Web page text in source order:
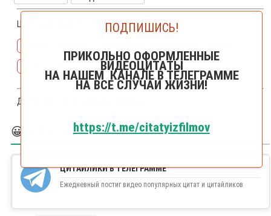
Цитаты на тему🔎:
сборы
Другие цитаты из фильма
😀 БОЛЬШЕ ЦИТАЙЛИКОВ
ЦИТАЙЛИКИ В ТЕЛЕГРАММЕ
Ежедневный постиг видео популярных цитат и цитайликов
ПОДПИШИСЬ!
ПРИКОЛЬНО ОФОРМЛЕННЫЕ
ВИДЕОЦИТАТЫ
НА НАШЕМ КАНАЛЕ В ТЕЛЕГРАММЕ
НА ВСЕ СЛУЧАИ ЖИЗНИ!
https://t.me/citatyizfilmov